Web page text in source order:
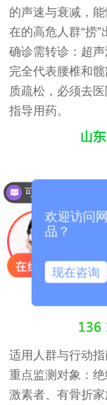
的声速与衰减，
在的高危人群“捞”
确诊需转诊：超
完全代表腰椎和
质疏松，必须去
指导用药。
适用人群与行动
重点监测对象：
激素者、有骨折
欢迎访问
品？
现在咨询